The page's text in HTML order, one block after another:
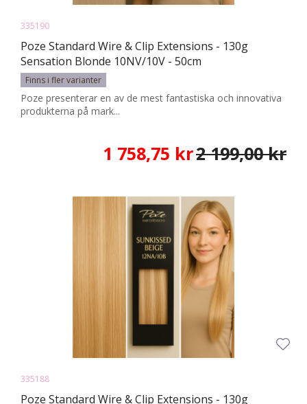
335190
Poze Standard Wire & Clip Extensions - 130g
Sensation Blonde 10NV/10V - 50cm
Finns i fler varianter
Poze presenterar en av de mest fantastiska och innovativa
produkterna på mark...
1 758,75 kr2 199,00 kr
335188
Poze Standard Wire & Clip Extensions - 130g